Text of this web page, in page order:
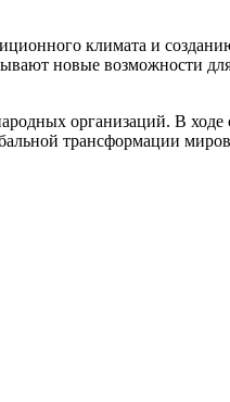
климата и
новые возможности
организаций. В ходе
трансформации